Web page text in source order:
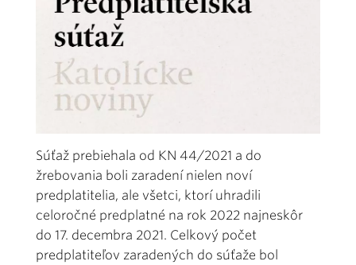
Súťaž prebiehala od KN 44/2021 a do
žrebovania boli zaradení nielen noví
predplatitelia, ale všetci, ktorí uhradili
celoročné predplatné na rok 2022 najneskôr
do 17. decembra 2021. Celkový počet
predplatiteľov zaradených do súťaže bol